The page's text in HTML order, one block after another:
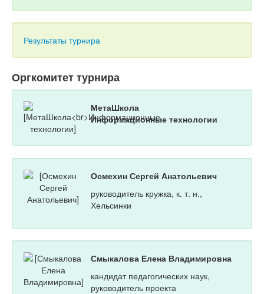
Результаты турнира
Оргкомитет турнира
МетаШкола
Информационные технологии
Осмехин Сергей Анатольевич
руководитель кружка, к. т. н.,
Хельсинки
Смыкалова Елена Владимировна
кандидат педагогических наук,
руководитель проекта